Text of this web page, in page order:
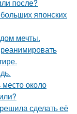
после?
японских
мечты.
около
сделать её